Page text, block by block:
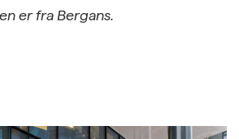
er fra Bergans.